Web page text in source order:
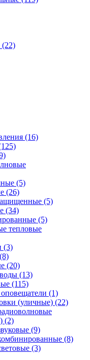
(22)
(16)
(5)
(26)
(5)
(34)
(5)
тепловые
(3)
(8)
(20)
(13)
(115)
(1)
(уличные) (22)
(2)
(9)
(8)
(3)